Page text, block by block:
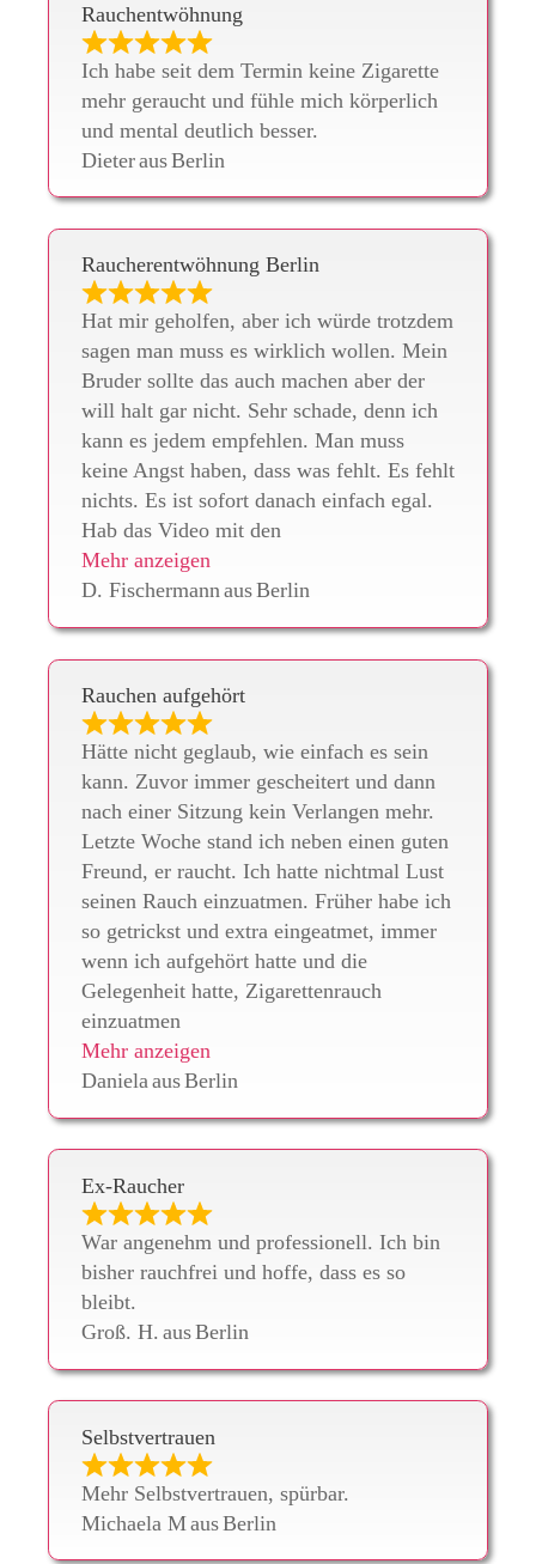
Rauchentwöhnung
Ich habe seit dem Termin keine Zigarette
mehr geraucht und fühle mich körperlich
und mental deutlich besser.
DieterausBerlin
Raucherentwöhnung Berlin
Hat mir geholfen, aber ich würde trotzdem
sagen man muss es wirklich wollen. Mein
Bruder sollte das auch machen aber der
will halt gar nicht. Sehr schade, denn ich
kann es jedem empfehlen. Man muss
keine Angst haben, dass was fehlt. Es fehlt
nichts. Es ist sofort danach einfach egal.
Hab das Video mit den
Mehr anzeigen
D. FischermannausBerlin
Rauchen aufgehört
Hätte nicht geglaub, wie einfach es sein
kann. Zuvor immer gescheitert und dann
nach einer Sitzung kein Verlangen mehr.
Letzte Woche stand ich neben einen guten
Freund, er raucht. Ich hatte nichtmal Lust
seinen Rauch einzuatmen. Früher habe ich
so getrickst und extra eingeatmet, immer
wenn ich aufgehört hatte und die
Gelegenheit hatte, Zigarettenrauch
einzuatmen
Mehr anzeigen
DanielaausBerlin
Ex-Raucher
War angenehm und professionell. Ich bin
bisher rauchfrei und hoffe, dass es so
bleibt.
Groß. H. ausBerlin
Selbstvertrauen
Mehr Selbstvertrauen, spürbar.
Michaela MausBerlin